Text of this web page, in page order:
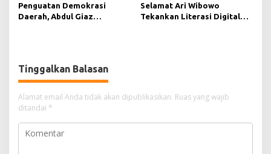
Penguatan Demokrasi
Daerah, Abdul Giaz
Selamat Ari Wibowo
Tekankan Literasi Digital
Tinggalkan Balasan
Alamat email Anda tidak akan dipublikasikan. Ruas yang wajib
ditandai *